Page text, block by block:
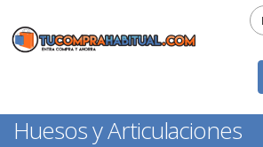
Huesos y Articulaciones